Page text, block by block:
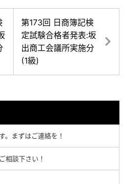
第173回 日商簿記検
定試験合格者発表:坂
出商工会議所実施分
(1級)
。まずはご連絡を！
相談下さい！